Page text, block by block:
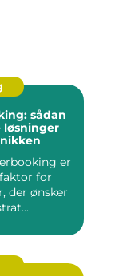
sådan
løsninger
er
for
der ønsker